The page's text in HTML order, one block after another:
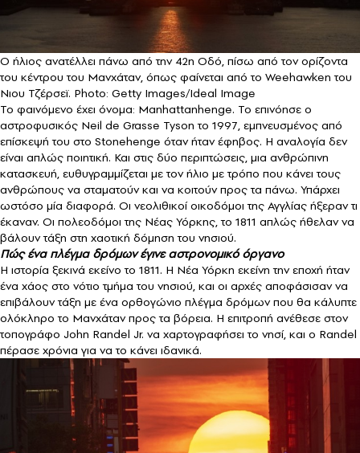
Ο ήλιος ανατέλλει πάνω από την 42η Οδό, πίσω από τον ορίζοντα
του κέντρου του Μανχάταν, όπως φαίνεται από το Weehawken του
Νιου Τζέρσεϊ. Photo: Getty Images/Ideal Image
Το φαινόμενο έχει όνομα: Manhattanhenge. Το επινόησε ο
αστροφυσικός Neil de Grasse Tyson το 1997, εμπνευσμένος από
επίσκεψή του στο Stonehenge όταν ήταν έφηβος. Η αναλογία δεν
είναι απλώς ποιητική. Και στις δύο περιπτώσεις, μια ανθρώπινη
κατασκευή, ευθυγραμμίζεται με τον ήλιο με τρόπο που κάνει τους
ανθρώπους να σταματούν και να κοιτούν προς τα πάνω. Υπάρχει
ωστόσο μία διαφορά. Οι νεολιθικοί οικοδόμοι της Αγγλίας ήξεραν τι
έκαναν. Οι πολεοδόμοι της Νέας Υόρκης, το 1811 απλώς ήθελαν να
βάλουν τάξη στη χαοτική δόμηση του νησιού.
Πώς ένα πλέγμα δρόμων έγινε αστρονομικό όργανο
Η ιστορία ξεκινά εκείνο το 1811. Η Νέα Υόρκη εκείνη την εποχή ήταν
ένα χάος στο νότιο τμήμα του νησιού, και οι αρχές αποφάσισαν να
επιβάλουν τάξη με ένα ορθογώνιο πλέγμα δρόμων που θα κάλυπτε
ολόκληρο το Μανχάταν προς τα βόρεια. Η επιτροπή ανέθεσε στον
τοπογράφο John Randel Jr. να χαρτογραφήσει το νησί, και ο Randel
πέρασε χρόνια για να το κάνει ιδανικά.